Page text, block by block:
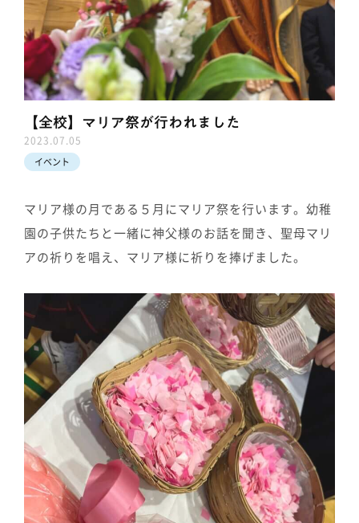
【全校】マリア祭が行われました
2023.07.05
イベント
マリア様の月である５月にマリア祭を行います。幼稚
園の子供たちと一緒に神父様のお話を聞き、聖母マリ
アの祈りを唱え、マリア様に祈りを捧げました。